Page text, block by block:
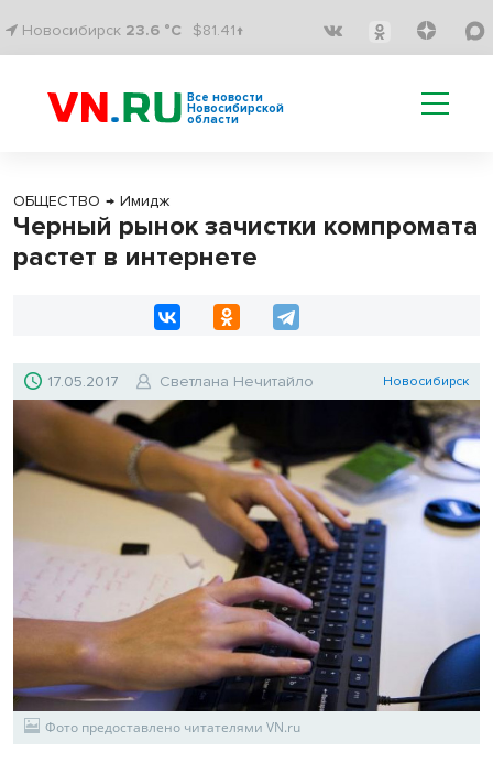
Новосибирск 23.6 °C $81.41↑
Все новости
Новосибирской
области
ОБЩЕСТВО → Имидж
Черный рынок зачистки компромата
растет в интернете
17.05.2017 Светлана Нечитайло Новосибирск
Фото предоставлено читателями VN.ru